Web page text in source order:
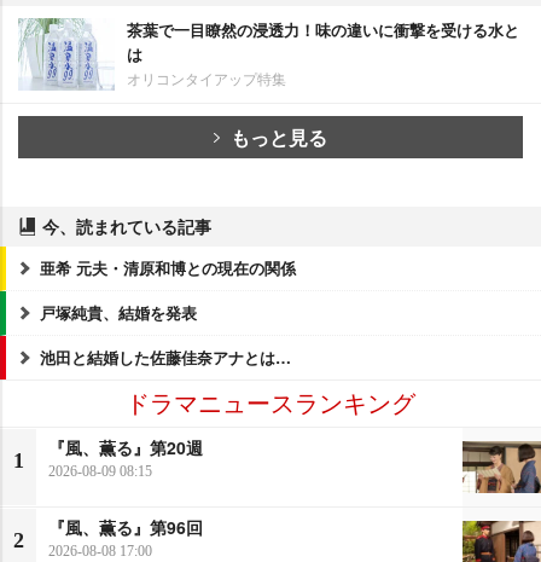
茶葉で一目瞭然の浸透力！味の違いに衝撃を受ける水と
は
オリコンタイアップ特集
もっと見る
今、読まれている記事
亜希 元夫・清原和博との現在の関係
戸塚純貴、結婚を発表
池田と結婚した佐藤佳奈アナとは…
ドラマニュースランキング
1
『風、薫る』第20週
2026-08-09 08:15
2
『風、薫る』第96回
2026-08-08 17:00